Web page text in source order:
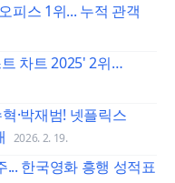
피스 1위... 누적 관객
차트 2025' 2위…
·박재범! 넷플릭스
2026. 2. 19.
한국영화 흥행 성적표